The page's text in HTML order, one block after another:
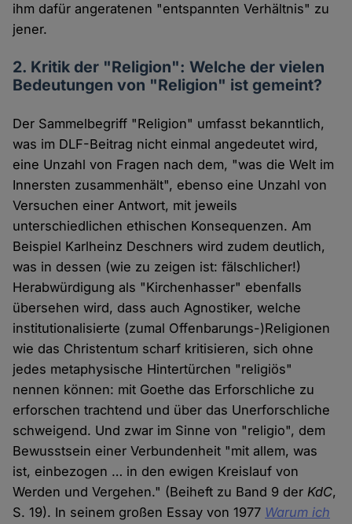
ihm dafür angeratenen "entspannten Verhältnis" zu
jener.
2. Kritik der "Religion": Welche der vielen
Bedeutungen von "Religion" ist gemeint?
Der Sammelbegriff "Religion" umfasst bekanntlich,
was im DLF-Beitrag nicht einmal angedeutet wird,
eine Unzahl von Fragen nach dem, "was die Welt im
Innersten zusammenhält", ebenso eine Unzahl von
Versuchen einer Antwort, mit jeweils
unterschiedlichen ethischen Konsequenzen. Am
Beispiel Karlheinz Deschners wird zudem deutlich,
was in dessen (wie zu zeigen ist: fälschlicher!)
Herabwürdigung als "Kirchenhasser" ebenfalls
übersehen wird, dass auch Agnostiker, welche
institutionalisierte (zumal Offenbarungs-)Religionen
wie das Christentum scharf kritisieren, sich ohne
jedes metaphysische Hintertürchen "religiös"
nennen können: mit Goethe das Erforschliche zu
erforschen trachtend und über das Unerforschliche
schweigend. Und zwar im Sinne von "religio", dem
Bewusstsein einer Verbundenheit "mit allem, was
ist, einbezogen … in den ewigen Kreislauf von
Werden und Vergehen." (Beiheft zu Band 9 derKdC,
S. 19). In seinem großen Essay von 1977 Warum ich